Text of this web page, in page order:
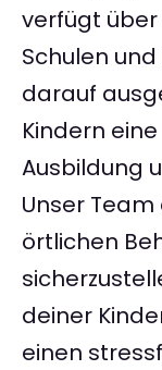
verfügt
Schulen
darauf
Kindern
Ausbildung
Unser
örtlichen
deiner
einen